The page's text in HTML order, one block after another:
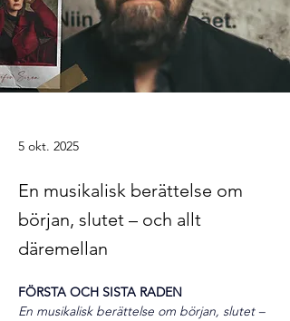
5 okt. 2025
En musikalisk berättelse om
början, slutet – och allt
däremellan
FÖRSTA OCH SISTA RADEN
En musikalisk berättelse om början, slutet –